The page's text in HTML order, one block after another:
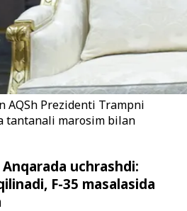
AQSh Prezidenti Trampni
tantanali marosim bilan
Anqarada uchrashdi:
F-35 masalasida